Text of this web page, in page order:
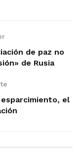
de paz no
de Rusia
el